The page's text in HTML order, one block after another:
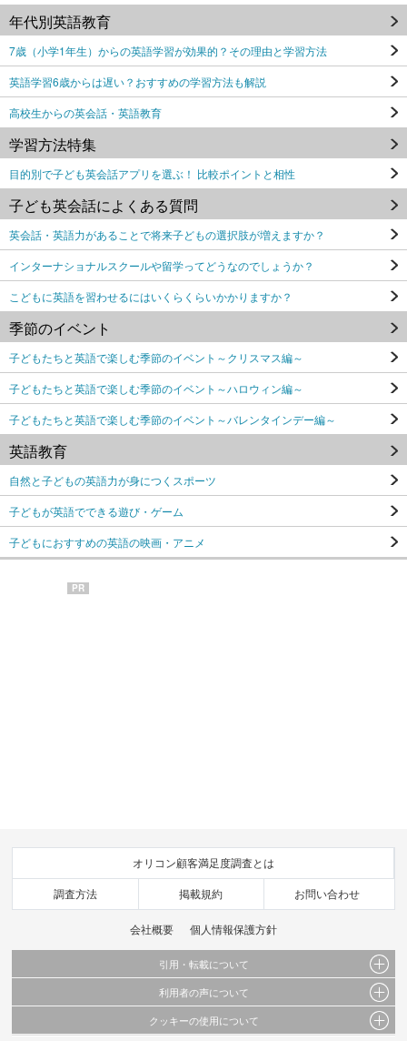
年代別英語教育
7歳（小学1年生）からの英語学習が効果的？その理由と学習方法
英語学習6歳からは遅い？おすすめの学習方法も解説
高校生からの英会話・英語教育
学習方法特集
目的別で子ども英会話アプリを選ぶ！ 比較ポイントと相性
子ども英会話によくある質問
英会話・英語力があることで将来子どもの選択肢が増えますか？
インターナショナルスクールや留学ってどうなのでしょうか？
こどもに英語を習わせるにはいくらくらいかかりますか？
季節のイベント
子どもたちと英語で楽しむ季節のイベント～クリスマス編～
子どもたちと英語で楽しむ季節のイベント～ハロウィン編～
子どもたちと英語で楽しむ季節のイベント～バレンタインデー編～
英語教育
自然と子どもの英語力が身につくスポーツ
子どもが英語でできる遊び・ゲーム
子どもにおすすめの英語の映画・アニメ
PR
オリコン顧客満足度調査とは
調査方法 掲載規約 お問い合わせ
会社概要 個人情報保護方針
引用・転載について
当サイトで公開されている情報（文字、写真、イラスト、画像データ等）及びこれらの配
置・編集および構造などについての著作権は株式会社oricon MEに帰属しております。
これらの情報を権利者の許可なく無断転載・複製などの二次利用を行うことは固く禁じて
利用者の声について
当サイトに掲載している内容はすべてサービスの利用者が提出された見解・感想です。
クッキーの使用について